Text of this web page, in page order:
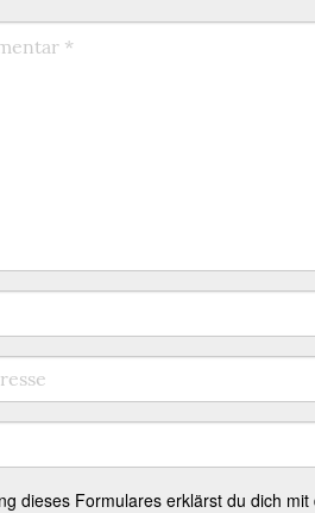
dieses Formulares erklärst du dich